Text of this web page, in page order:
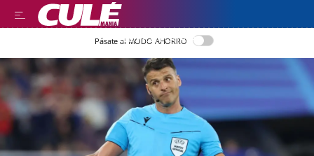
LLEGIR EN CATALÀ
Pásate al MODO AHORRO